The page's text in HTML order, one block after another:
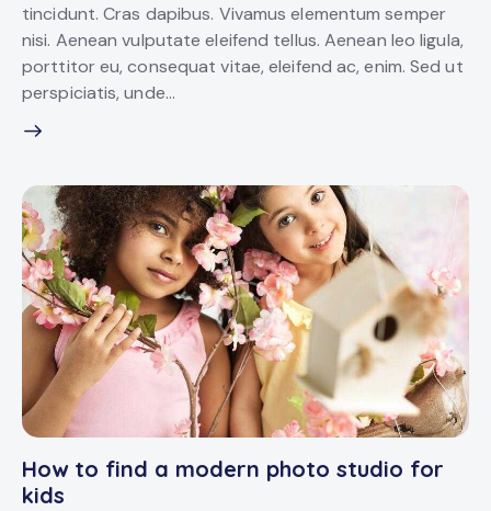
tincidunt. Cras dapibus. Vivamus elementum semper
nisi. Aenean vulputate eleifend tellus. Aenean leo ligula,
porttitor eu, consequat vitae, eleifend ac, enim. Sed ut
perspiciatis, unde…
How to find a modern photo studio for
kids